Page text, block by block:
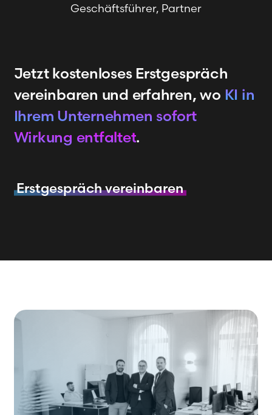
Geschäftsführer, Partner
Jetzt kostenloses Erstgespräch
vereinbaren und erfahren, wo KI in
Ihrem Unternehmen sofort
Wirkung entfaltet.
Erstgespräch vereinbaren